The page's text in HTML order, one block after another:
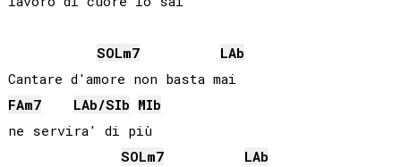
SOLm7
LAb
FAm7 LAb/SIb MIb
ne servira' di più
SOLm7
LAb